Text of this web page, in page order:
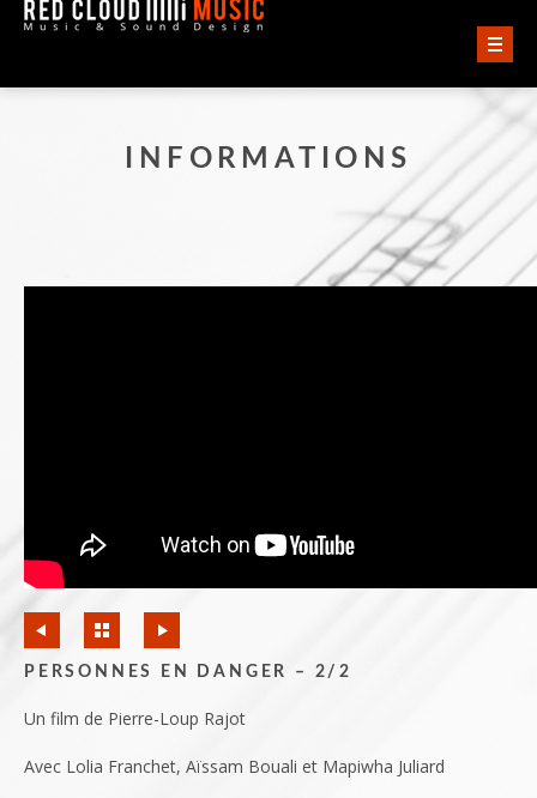
ACCUEIL
AUDIO
QUI SOMMES-NOUS ?
INFORMATIONS
PERSONNES EN DANGER – 2/2
Un film de Pierre-Loup Rajot
Avec Lolia Franchet, Aïssam Bouali et Mapiwha Juliard